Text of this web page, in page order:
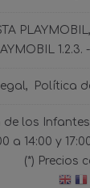
PLAYMOBIL
1.2.3.
Política
de los
a 14:00 y
(*) Precios